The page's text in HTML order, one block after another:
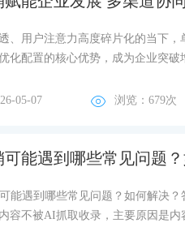
、用户注意力高度碎片化的当下
化配置的核心优势，成为企业突破
05-07 浏览：679次
可能遇到哪些常见问题
能遇到哪些常见问题？如何解决
容不被AI抓取收录，主要原因是内